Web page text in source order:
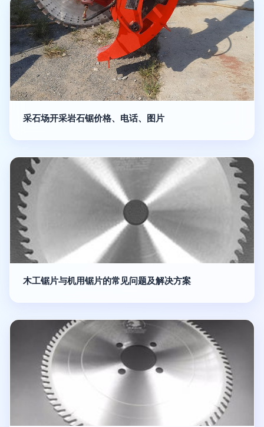
采石场开采岩石锯价格、电话、图片
木工锯片与机用锯片的常见问题及解决方案